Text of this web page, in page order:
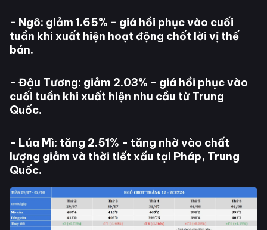
- Ngô: giảm 1.65% - giá hồi phục vào cuối
tuần khi xuất hiện hoạt động chốt lời vị thế
bán.
- Đậu Tương: giảm 2.03% - giá hồi phục vào
cuối tuần khi xuất hiện nhu cầu từ Trung
Quốc.
- Lúa Mì: tăng 2.51% - tăng nhờ vào chất
lượng giảm và thời tiết xấu tại Pháp, Trung
Quốc.